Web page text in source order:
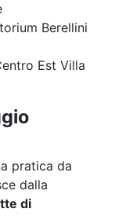
Berellini
Est Villa
pratica da
dalla
di